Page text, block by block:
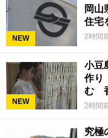
NEW
岡山
住宅
2時間
NEW
小豆
作り
む
2時間
究極